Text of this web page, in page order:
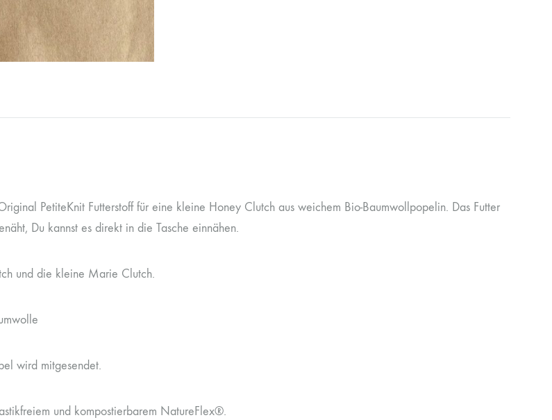
PetiteKnit Futterstoff für eine kleine Honey Clutch aus weichem Bio-Baumwollpopelin. Das Futter
Du kannst es direkt in die Tasche einnähen.
und die kleine Marie Clutch.
wird mitgesendet.
und kompostierbarem NatureFlex®.